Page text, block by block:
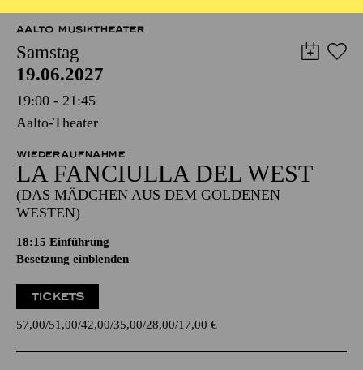
AALTO MUSIKTHEATER
Samstag
19.06.2027
19:00 - 21:45
Aalto-Theater
WIEDERAUFNAHME
LA FANCIULLA DEL WEST
(DAS MÄDCHEN AUS DEM GOLDENEN
WESTEN)
18:15 Einführung
Besetzung einblenden
TICKETS
57,00 51,00 42,00 35,00 28,00 17,00 €